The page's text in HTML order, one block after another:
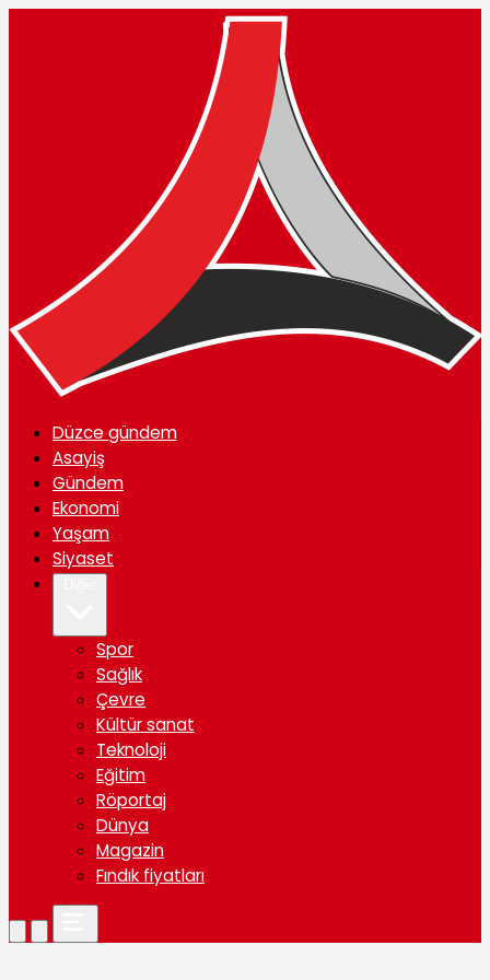
Düzce gündem
Asayiş
Gündem
Ekonomi
Yaşam
Siyaset
Spor
Sağlık
Çevre
Kültür sanat
Teknoloji
Eğitim
Röportaj
Dünya
Magazin
Fındık fiyatları